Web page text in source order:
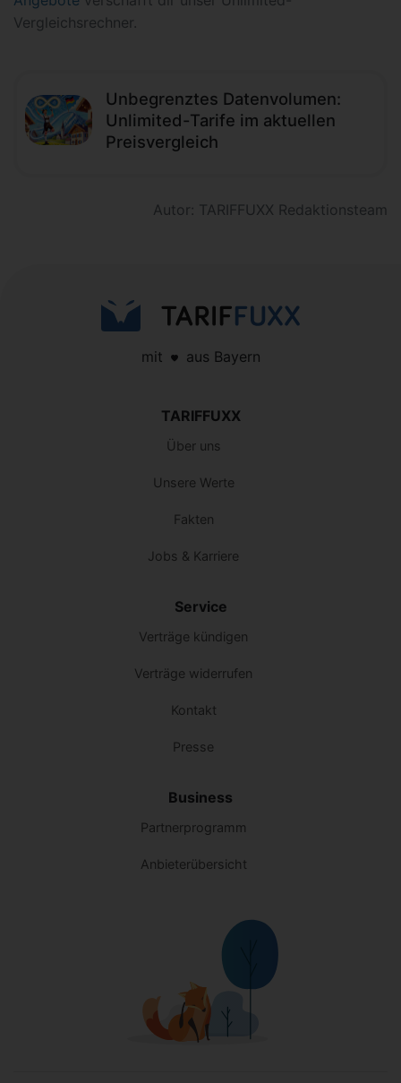
Vergleichsrechner.
Unbegrenztes Datenvolumen:
Unlimited-Tarife im aktuellen
Preisvergleich
Autor: TARIFFUXX Redaktionsteam
mit aus Bayern
TARIFFUXX
Über uns
Unsere Werte
Fakten
Jobs & Karriere
Service
Verträge kündigen
Verträge widerrufen
Kontakt
Presse
Business
Partnerprogramm
Anbieterübersicht